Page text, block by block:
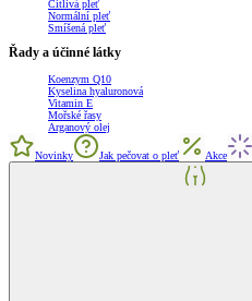
Citlivá pleť
Normální pleť
Smíšená pleť
Řady a účinné látky
Koenzym Q10
Kyselina hyaluronová
Vitamin E
Mořské řasy
Arganový olej
Novinky Jak pečovat o pleť Akce